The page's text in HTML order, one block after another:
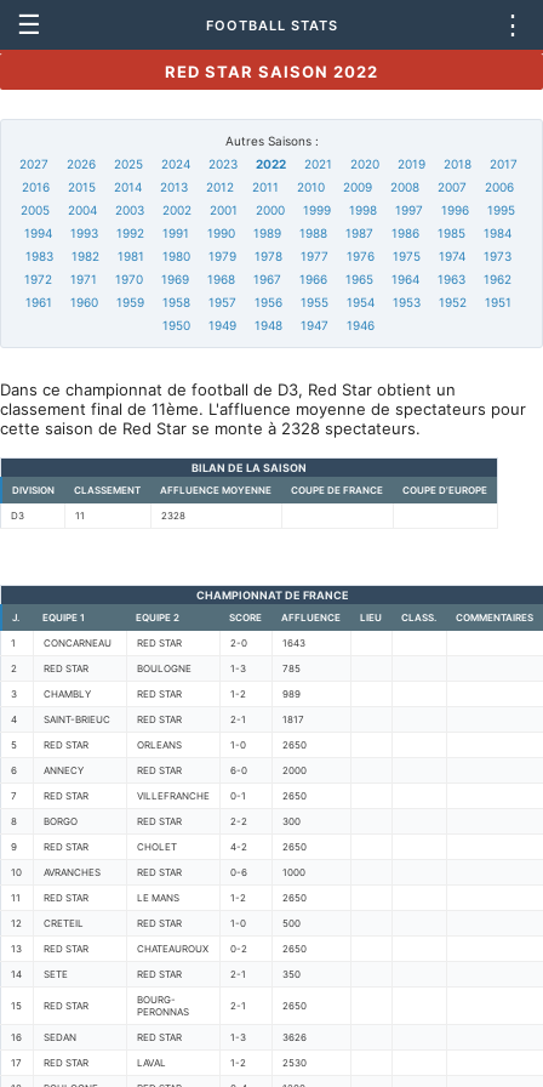
☰ FOOTBALL STATS ⋮
RED STAR SAISON 2022
Autres Saisons :
2027
2026 2025 2024 2023 2022 2021 2020 2019 2018
2017
2016
2015 2014 2013 2012 2011 2010 2009 2008 2007
2006
2005
2004 2003 2002 2001 2000 1999 1998 1997 1996
1995
1994
1993 1992 1991 1990 1989 1988 1987 1986 1985
1984
1983
1982 1981 1980 1979 1978 1977 1976 1975 1974
1973
1972
1971 1970 1969 1968 1967 1966 1965 1964 1963
1962
1961
1960 1959 1958 1957 1956 1955 1954 1953 1952
1951
1950
1949 1948 1947 1946
Dans ce championnat de football de D3, Red Star obtient un
classement final de 11ème. L'affluence moyenne de spectateurs pour
cette saison de Red Star se monte à 2328 spectateurs.
BILAN DE LA SAISON
DIVISION CLASSEMENT AFFLUENCE MOYENNE COUPE DE FRANCE COUPE D'EUROPE
D3 11 2328
CHAMPIONNAT DE FRANCE
J. EQUIPE 1 EQUIPE 2 SCORE AFFLUENCE LIEU CLASS. COMMENTAIRES
1 CONCARNEAU RED STAR 2-0 1643
2 RED STAR BOULOGNE 1-3 785
3 CHAMBLY RED STAR 1-2 989
4 SAINT-BRIEUC RED STAR 2-1 1817
5 RED STAR ORLEANS 1-0 2650
6 ANNECY RED STAR 6-0 2000
7 RED STAR VILLEFRANCHE 0-1 2650
8 BORGO RED STAR 2-2 300
9 RED STAR CHOLET 4-2 2650
10 AVRANCHES RED STAR 0-6 1000
11 RED STAR LE MANS 1-2 2650
12 CRETEIL RED STAR 1-0 500
13 RED STAR CHATEAUROUX 0-2 2650
14 SETE RED STAR 2-1 350
15 RED STAR
BOURG-
PERONNAS
2-1 2650
16 SEDAN RED STAR 1-3 3626
17 RED STAR LAVAL 1-2 2530